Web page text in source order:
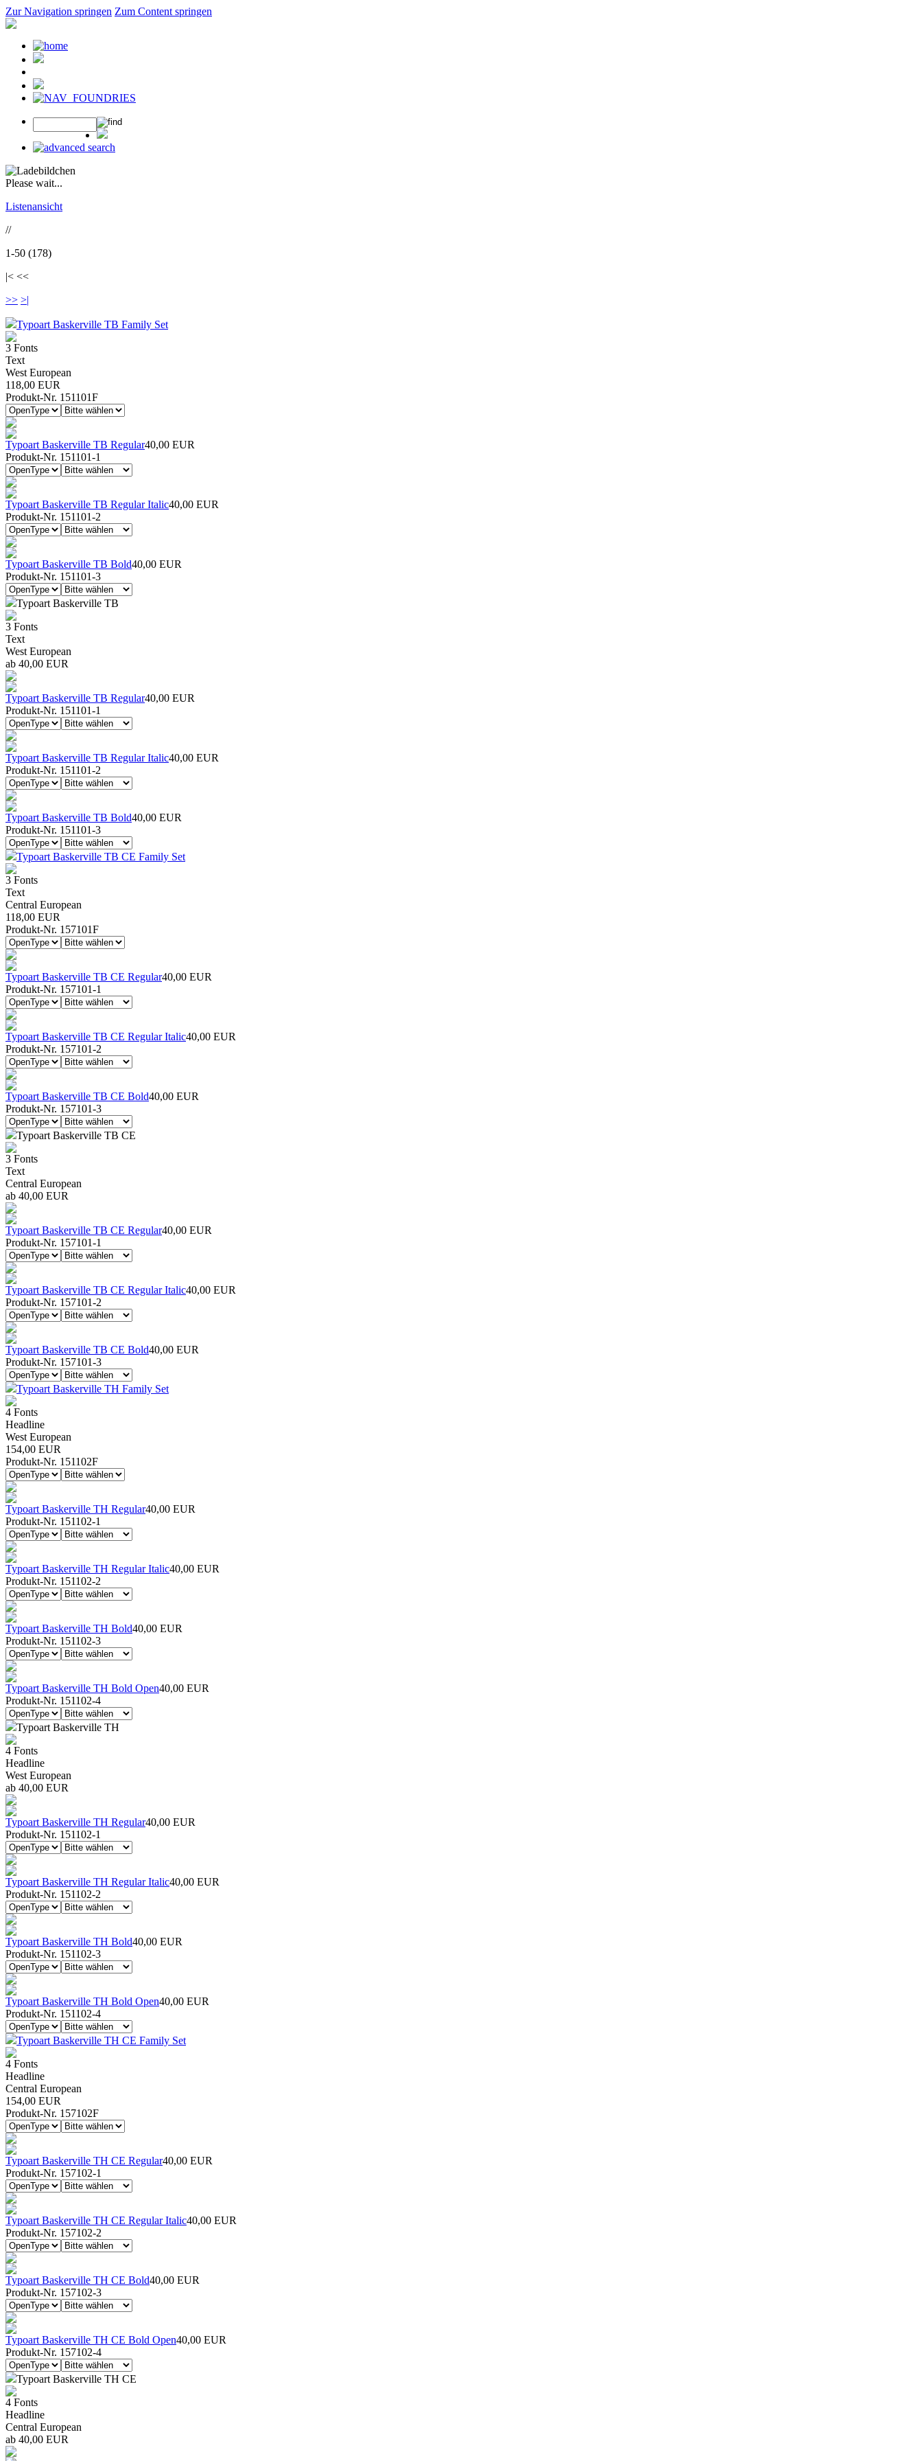
Zur Navigation springen Zum Content springen
Please wait...
Listenansicht
//
1-50 (178)
|< <<
>> >|
Typoart Baskerville TB Family Set
3 Fonts
Text
West European
118,00 EUR
Produkt-Nr. 151101F
Typoart Baskerville TB Regular40,00 EUR
Produkt-Nr. 151101-1
Typoart Baskerville TB Regular Italic40,00 EUR
Produkt-Nr. 151101-2
Typoart Baskerville TB Bold40,00 EUR
Produkt-Nr. 151101-3
Typoart Baskerville TB
3 Fonts
Text
West European
ab 40,00 EUR
Typoart Baskerville TB Regular40,00 EUR
Produkt-Nr. 151101-1
Typoart Baskerville TB Regular Italic40,00 EUR
Produkt-Nr. 151101-2
Typoart Baskerville TB Bold40,00 EUR
Produkt-Nr. 151101-3
Typoart Baskerville TB CE Family Set
3 Fonts
Text
Central European
118,00 EUR
Produkt-Nr. 157101F
Typoart Baskerville TB CE Regular40,00 EUR
Produkt-Nr. 157101-1
Typoart Baskerville TB CE Regular Italic40,00 EUR
Produkt-Nr. 157101-2
Typoart Baskerville TB CE Bold40,00 EUR
Produkt-Nr. 157101-3
Typoart Baskerville TB CE
3 Fonts
Text
Central European
ab 40,00 EUR
Typoart Baskerville TB CE Regular40,00 EUR
Produkt-Nr. 157101-1
Typoart Baskerville TB CE Regular Italic40,00 EUR
Produkt-Nr. 157101-2
Typoart Baskerville TB CE Bold40,00 EUR
Produkt-Nr. 157101-3
Typoart Baskerville TH Family Set
4 Fonts
Headline
West European
154,00 EUR
Produkt-Nr. 151102F
Typoart Baskerville TH Regular40,00 EUR
Produkt-Nr. 151102-1
Typoart Baskerville TH Regular Italic40,00 EUR
Produkt-Nr. 151102-2
Typoart Baskerville TH Bold40,00 EUR
Produkt-Nr. 151102-3
Typoart Baskerville TH Bold Open40,00 EUR
Produkt-Nr. 151102-4
Typoart Baskerville TH
4 Fonts
Headline
West European
ab 40,00 EUR
Typoart Baskerville TH Regular40,00 EUR
Produkt-Nr. 151102-1
Typoart Baskerville TH Regular Italic40,00 EUR
Produkt-Nr. 151102-2
Typoart Baskerville TH Bold40,00 EUR
Produkt-Nr. 151102-3
Typoart Baskerville TH Bold Open40,00 EUR
Produkt-Nr. 151102-4
Typoart Baskerville TH CE Family Set
4 Fonts
Headline
Central European
154,00 EUR
Produkt-Nr. 157102F
Typoart Baskerville TH CE Regular40,00 EUR
Produkt-Nr. 157102-1
Typoart Baskerville TH CE Regular Italic40,00 EUR
Produkt-Nr. 157102-2
Typoart Baskerville TH CE Bold40,00 EUR
Produkt-Nr. 157102-3
Typoart Baskerville TH CE Bold Open40,00 EUR
Produkt-Nr. 157102-4
Typoart Baskerville TH CE
4 Fonts
Headline
Central European
ab 40,00 EUR